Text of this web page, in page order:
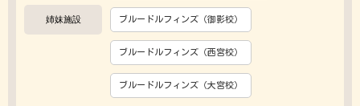
姉妹施設 ブルードルフィンズ（御影校）
ブルードルフィンズ（西宮校）
ブルードルフィンズ（大宮校）